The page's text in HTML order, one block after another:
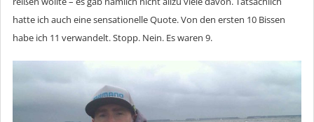
hatte ich auch eine sensationelle Quote. Von den ersten 10 Bissen
habe ich 11 verwandelt. Stopp. Nein. Es waren 9.